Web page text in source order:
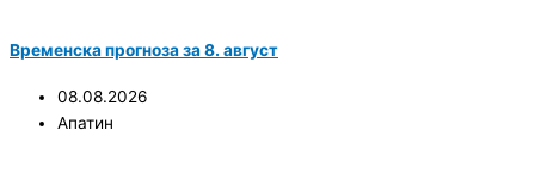
Временска прогноза за 8. август
08.08.2026
Апатин